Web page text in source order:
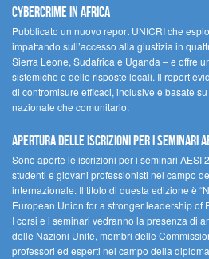
cybercrime in Africa
Pubblicato un nuovo report UNICRI che
impattando sull’accesso alla giustizia in
Sierra Leone, Sudafrica e Uganda – e offre
sistemiche e delle risposte locali. Il report
di contromisure efficaci, inclusive e basate
nazionale che comunitario.
Apertura delle iscrizioni per i seminari
Sono aperte le iscrizioni per i seminari AESI
studenti e giovani professionisti nel campo
internazionale. Il titolo di questa edizione è
European Union for a stronger leadership of
I corsi e i seminari vedranno la presenza di
delle Nazioni Unite, membri delle
professori ed esperti nel campo della